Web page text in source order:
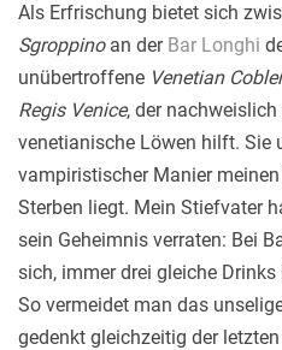
Als Erfrischung bietet sich
Sgroppinoan der Bar Longhi
unübertroffene Venetian Cobler
Regis Venice, der
venetianische Löwen hilft. Sie
vampiristischer Manier
Sterben liegt. Mein Stiefvater
sein Geheimnis verraten: Bei
sich, immer drei gleiche
So vermeidet man das
gedenkt gleichzeitig der